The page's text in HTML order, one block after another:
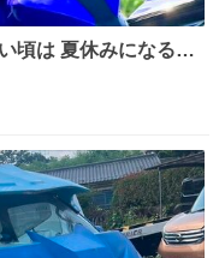
の実家へ 1
… ありますか？